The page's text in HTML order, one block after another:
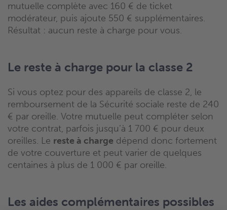
mutuelle complète avec 160 € de ticket
modérateur, puis ajoute 550 € supplémentaires.
Résultat : aucun reste à charge pour vous.
Le reste à charge pour la classe 2
Si vous optez pour des appareils de classe 2, le
remboursement de la Sécurité sociale reste de 240
€ par oreille. Votre mutuelle peut compléter selon
votre contrat, parfois jusqu’à 1 700 € pour deux
oreilles. Le reste à charge dépend donc fortement
de votre couverture et peut varier de quelques
centaines à plus de 1 000 € par oreille.
Les aides complémentaires possibles